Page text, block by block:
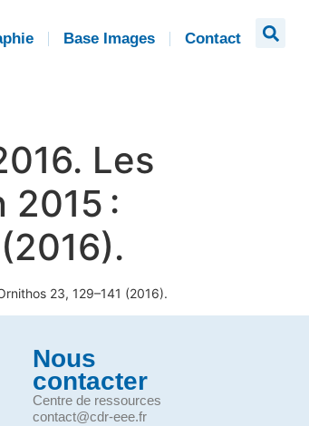
Base Images Contact
Les
2015 :
23, 129–141 (2016).
Nous
contacter
Centre de ressources
contact@cdr-eee.fr